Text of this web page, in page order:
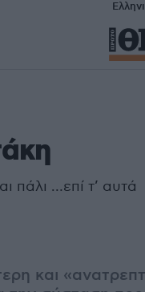
πάλι …επί τ’ αυτά
και